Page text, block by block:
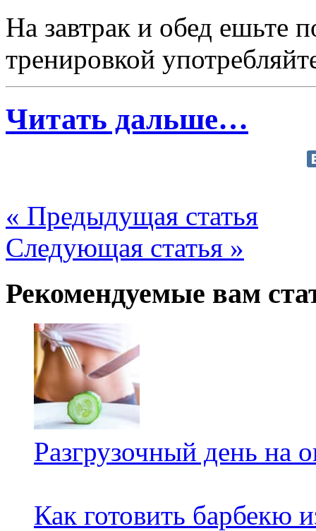
На завтрак и обед ешьте
тренировкой
Читать дальше…
« Предыдущая статья
Следующая статья »
Рекомендуемые вам
Разгрузочный день на
Как готовить барбекю